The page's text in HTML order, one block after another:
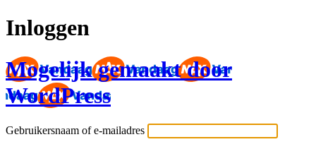
Inloggen
Mogelijk gemaakt door
WordPress
Gebruikersnaam of e-mailadres